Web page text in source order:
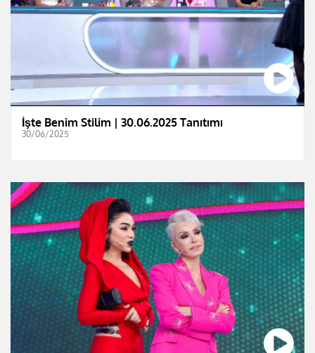
İşte Benim Stilim | 30.06.2025 Tanıtımı
30/06/2025